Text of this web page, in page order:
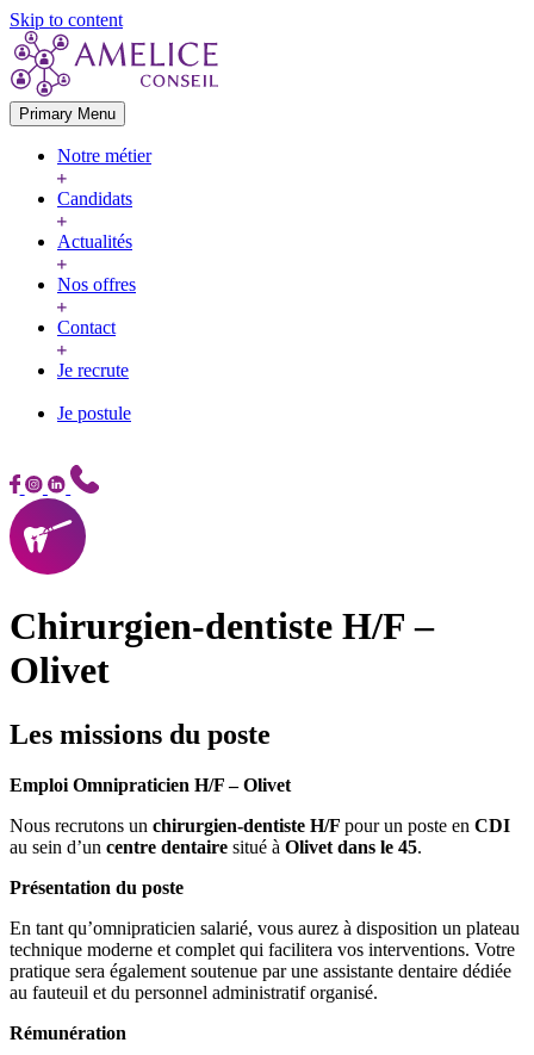
Skip to content
Primary Menu
Notre métier
Candidats
Actualités
Nos offres
Contact
Je recrute
Je postule
Chirurgien-dentiste H/F –
Olivet
Les missions du poste
Emploi Omnipraticien H/F – Olivet
Nous recrutons un chirurgien-dentiste H/F pour un poste en CDI
au sein d’un centre dentaire situé à Olivet dans le 45.
Présentation du poste
En tant qu’omnipraticien salarié, vous aurez à disposition un plateau
technique moderne et complet qui facilitera vos interventions. Votre
pratique sera également soutenue par une assistante dentaire dédiée
au fauteuil et du personnel administratif organisé.
Rémunération